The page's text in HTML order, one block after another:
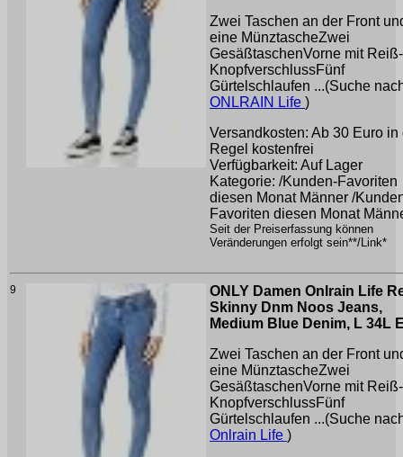
Zwei Taschen an der Front
eine MünztascheZwei
GesäßtaschenVorne mit
KnopfverschlussFünf
Gürtelschlaufen ...(Suche
ONLRAIN Life )
Versandkosten: Ab 30 Euro in
Regel kostenfrei
Verfügbarkeit: Auf Lager
Kategorie: /Kunden-Favoriten
diesen Monat Männer /
Favoriten diesen Monat
Seit der Preiserfassung können
Veränderungen erfolgt sein**/Link*
9
ONLY Damen Onlrain Life
Skinny Dnm Noos Jeans,
Medium Blue Denim, L 34L
Zwei Taschen an der Front
eine MünztascheZwei
GesäßtaschenVorne mit
KnopfverschlussFünf
Gürtelschlaufen ...(Suche
Onlrain Life )